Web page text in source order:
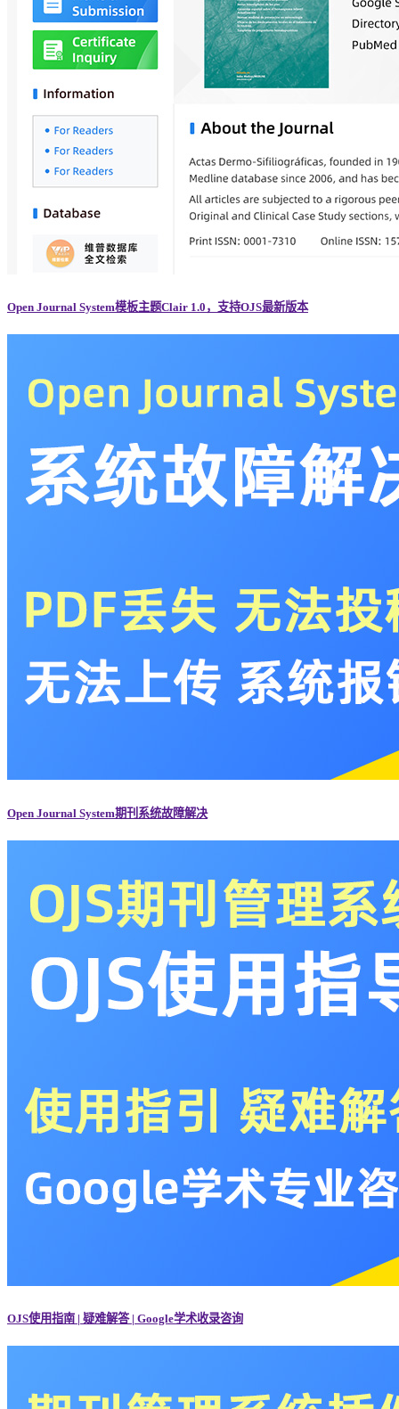
Open Journal System模板主题Clair 1.0，支持OJS最新版本
Open Journal System期刊系统故障解决
OJS使用指南 | 疑难解答 | Google学术收录咨询